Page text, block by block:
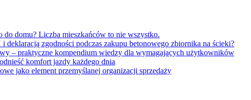
do domu? Liczba mieszkańców to nie wszystko.
deklaracją zgodności podczas zakupu betonowego zbiornika na ścieki?
– praktyczne kompendium wiedzy dla wymagających użytkowników
komfort jazdy każdego dnia
jako element przemyślanej organizacji sprzedaży